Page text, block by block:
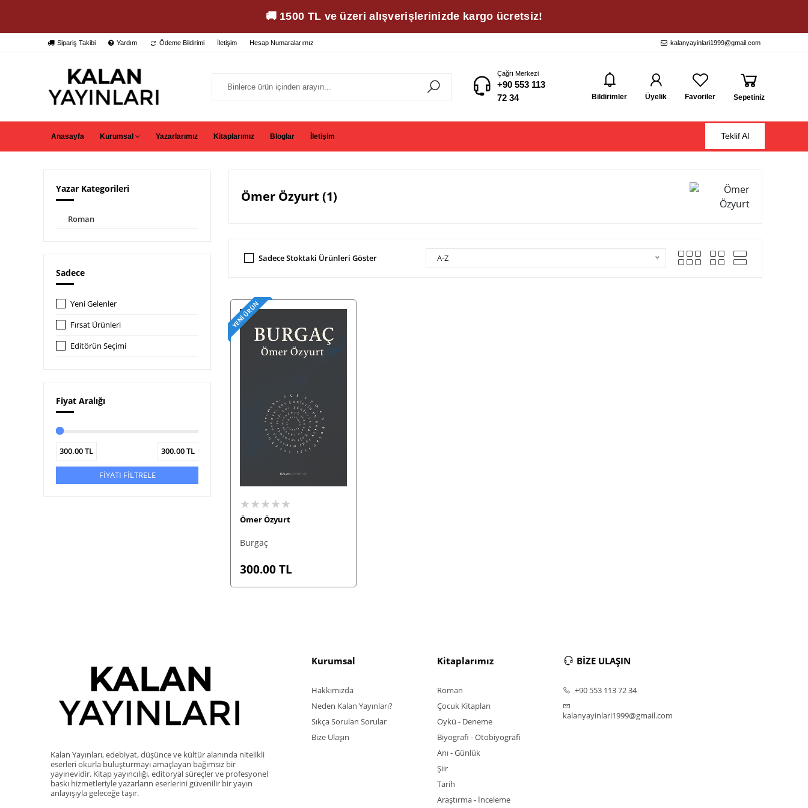
🚚 1500 TL ve üzeri alışverişlerinizde kargo ücretsiz!
Sipariş Takibi Yardım Ödeme Bildirimi İletişim Hesap Numaralarımız kalanyayinlari1999@gmail.com
Çağrı Merkezi
+90 553 113
72 34
Bildirimler Üyelik Favoriler Sepetiniz
Anasayfa Kurumsal Yazarlarımız Kitaplarımız Bloglar İletişim Teklif Al
Yazar Kategorileri
Roman
Sadece
Yeni Gelenler
Fırsat Ürünleri
Editörün Seçimi
Fiyat Aralığı
300.00TL 300.00TL
FİYATI FİLTRELE
Ömer Özyurt (1)
Sadece Stoktaki Ürünleri Göster A-Z
YENI ÜRÜN
★★★★★
Ömer Özyurt
Burgaç
300.00TL
Kalan Yayınları, edebiyat, düşünce ve kültür alanında nitelikli
eserleri okurla buluşturmayı amaçlayan bağımsız bir
yayınevidir. Kitap yayıncılığı, editoryal süreçler ve profesyonel
baskı hizmetleriyle yazarların eserlerini güvenilir bir yayın
anlayışıyla geleceğe taşır.
Kurumsal
Hakkımızda
Neden Kalan Yayınları?
Sıkça Sorulan Sorular
Bize Ulaşın
Kitaplarımız
Roman
Çocuk Kitapları
Öykü - Deneme
Biyografi - Otobiyografi
Anı - Günlük
Şiir
Tarih
Araştırma - İnceleme
BİZE ULAŞIN
+90 553 113 72 34
kalanyayinlari1999@gmail.com